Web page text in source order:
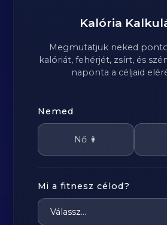
Kalória
Megmutatjuk neked
kalóriát, fehérjét, zsírt, és
naponta a céljaid
Nemed
Nő 👩
Mi a fitnesz célod?